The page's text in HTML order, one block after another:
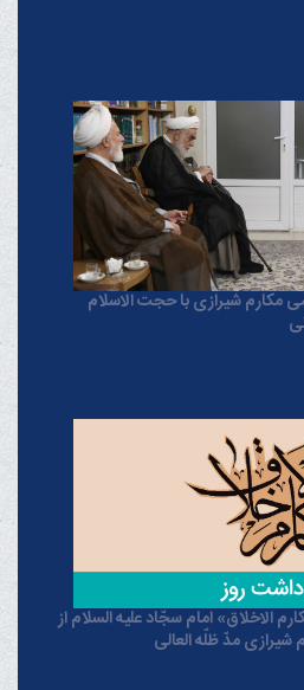
مکارم شیرازی با حجت الاسلام
الاخلاق» امام سجّاد علیه السلام از
شیرازی مدّ ظلّه العالی